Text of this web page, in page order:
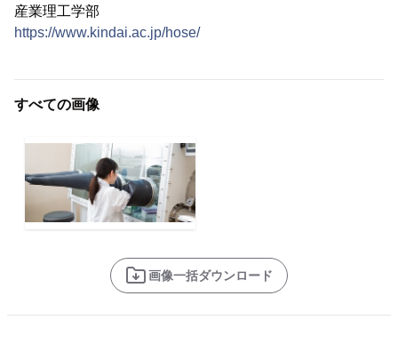
産業理工学部
https://www.kindai.ac.jp/hose/
すべての画像
画像一括ダウンロード